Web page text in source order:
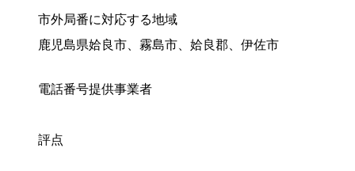
市外局番に対応する地域
鹿児島県姶良市、霧島市、姶良郡、伊佐市
電話番号提供事業者
評点